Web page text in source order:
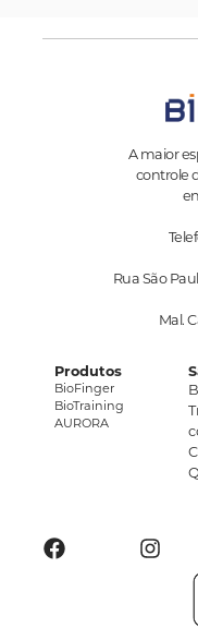
A maior
controle
Rua São
Mal.
Produtos
BioFinger
BioTraining
AURORA